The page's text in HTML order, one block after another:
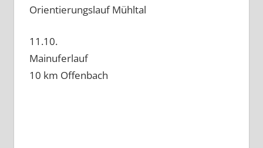
Orientierungslauf Mühltal
11.10.
Mainuferlauf
10 km Offenbach